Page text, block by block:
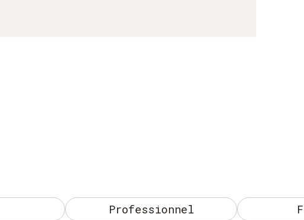
Professionnel